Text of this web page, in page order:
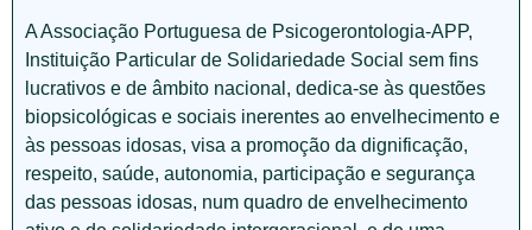
A Associação Portuguesa de Psicogerontologia-APP,
Instituição Particular de Solidariedade Social sem fins
lucrativos e de âmbito nacional, dedica-se às questões
biopsicológicas e sociais inerentes ao envelhecimento e
às pessoas idosas, visa a promoção da dignificação,
respeito, saúde, autonomia, participação e segurança
das pessoas idosas, num quadro de envelhecimento